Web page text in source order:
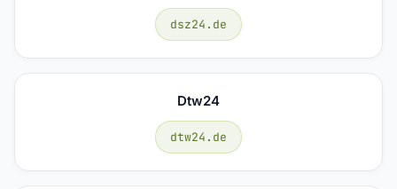
dsz24.de
Dtw24
dtw24.de